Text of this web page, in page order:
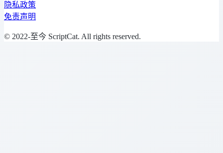
隐私政策
免责声明
© 2022-至今 ScriptCat. All rights reserved.